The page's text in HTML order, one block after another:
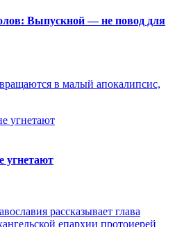
Выпускной — не повод для
в малый апокалипсис,
угнетают
рассказывает глава
епархии протоиерей